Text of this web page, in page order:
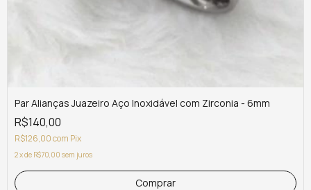
Par Alianças Juazeiro Aço Inoxidável com Zirconia - 6mm
R$140,00
R$126,00com Pix
2xde R$70,00 sem juros